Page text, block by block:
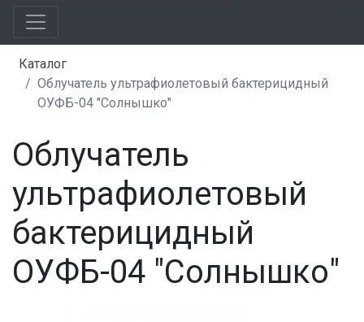
Каталог
Облучатель ультрафиолетовый бактерицидный
ОУФБ-04 "Солнышко"
Облучатель
ультрафиолетовый
бактерицидный
ОУФБ-04 "Солнышко"